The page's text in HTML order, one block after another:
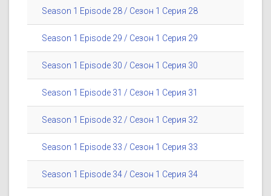
Season 1 Episode 28 / Сезон 1 Серия 28
Season 1 Episode 29 / Сезон 1 Серия 29
Season 1 Episode 30 / Сезон 1 Серия 30
Season 1 Episode 31 / Сезон 1 Серия 31
Season 1 Episode 32 / Сезон 1 Серия 32
Season 1 Episode 33 / Сезон 1 Серия 33
Season 1 Episode 34 / Сезон 1 Серия 34